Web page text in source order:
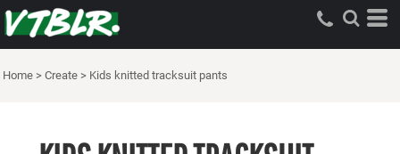
Home > Create > Kids knitted tracksuit pants